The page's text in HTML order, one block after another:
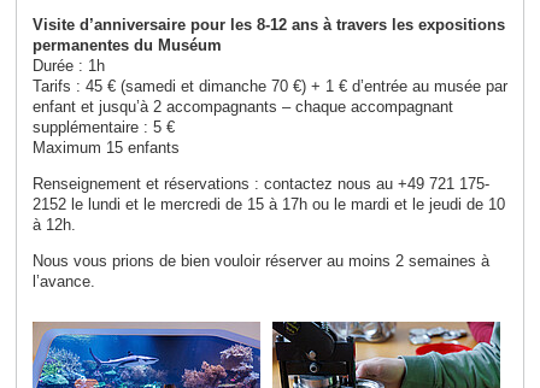
Visite d’anniversaire pour les 8-12 ans à travers les expositions
permanentes du Muséum
Durée : 1h
Tarifs : 45 € (samedi et dimanche 70 €) + 1 € d’entrée au musée par
enfant et jusqu’à 2 accompagnants – chaque accompagnant
supplémentaire : 5 €
Maximum 15 enfants
Renseignement et réservations : contactez nous au +49 721 175-
2152 le lundi et le mercredi de 15 à 17h ou le mardi et le jeudi de 10
à 12h.
Nous vous prions de bien vouloir réserver au moins 2 semaines à
l’avance.